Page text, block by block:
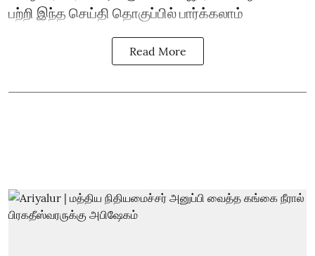
பற்றி இந்த செய்தி தொகுப்பில் பார்க்கலாம்
Read More